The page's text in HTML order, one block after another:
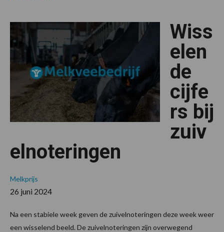
Wiss
elen
de
cijfe
rs bij
zuiv
elnoteringen
Melkprijs
26 juni 2024
Na een stabiele week geven de zuivelnoteringen deze week weer
een wisselend beeld. De zuivelnoteringen zijn overwegend